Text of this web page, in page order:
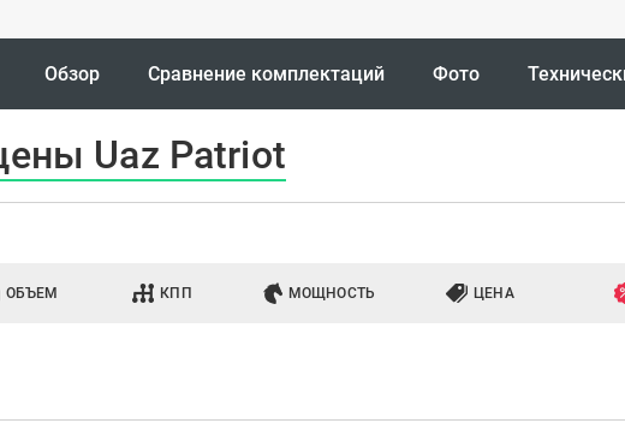
Обзор Сравнение комплектаций Фото
Uaz Patriot
ОБЪЕМ КПП МОЩНОСТЬ ЦЕНА